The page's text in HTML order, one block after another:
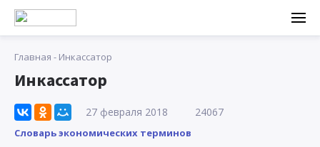
Главная - Инкассатор
Инкассатор
27 февраля 2018 24067
Словарь экономических терминов